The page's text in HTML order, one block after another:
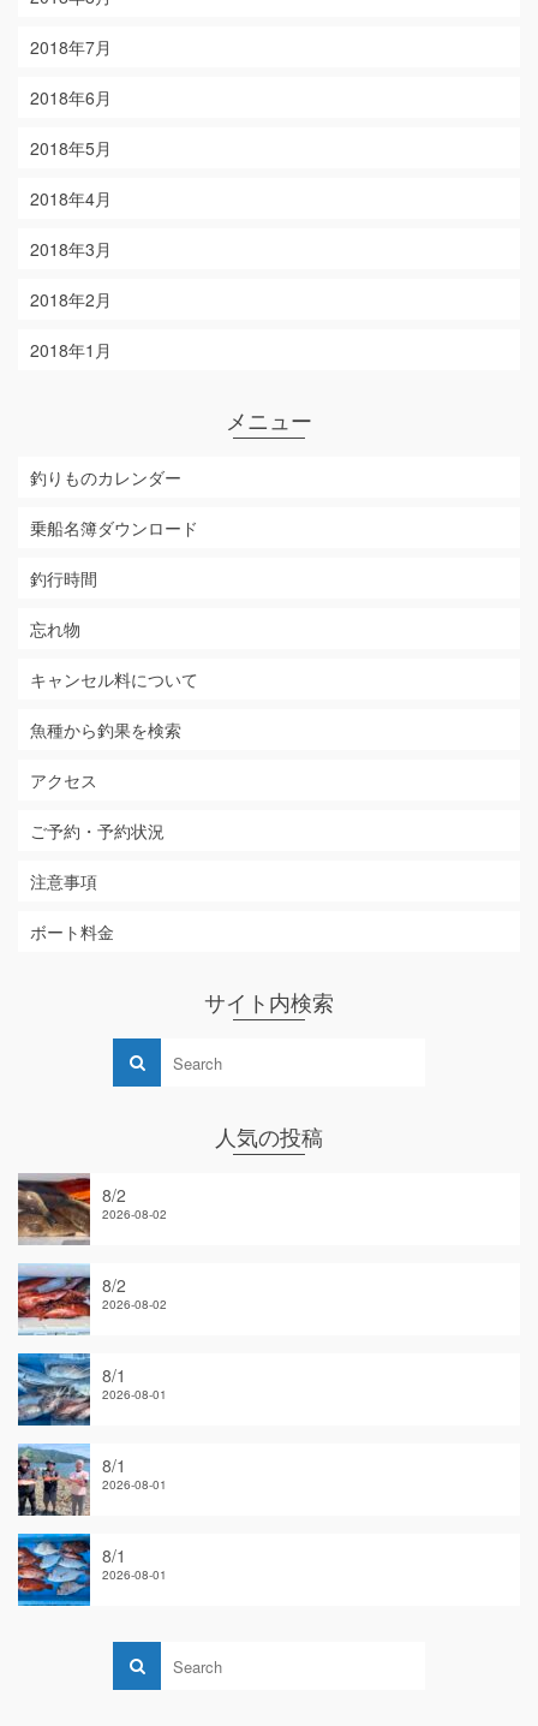
2018年7月
2018年6月
2018年5月
2018年4月
2018年3月
2018年2月
2018年1月
メニュー
釣りものカレンダー
乗船名簿ダウンロード
釣行時間
忘れ物
キャンセル料について
魚種から釣果を検索
アクセス
ご予約・予約状況
注意事項
ボート料金
サイト内検索
人気の投稿
8/2
2026-08-02
8/2
2026-08-02
8/1
2026-08-01
8/1
2026-08-01
8/1
2026-08-01